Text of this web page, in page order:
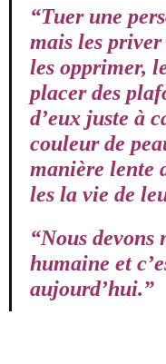
“Tuer une
mais les
les opprimer,
placer des
d’eux juste à
couleur de
manière lente
les la vie de
“Nous devons
humaine et
aujourd’hui.”